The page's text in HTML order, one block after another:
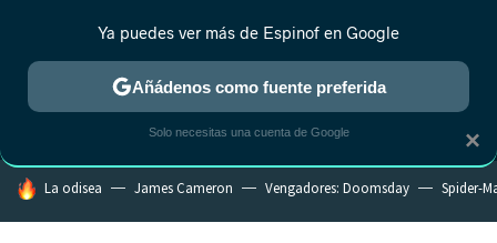
MENÚ NUEVO
ESTRENOS REALITY ANIME RANKINGS CINE
HOY SE HABLA DE
La odisea James Cameron Vengadores: Doomsday Spider-
×
Ya puedes ver más de Espinof en Google
Añádenos como fuente preferida
Solo necesitas una cuenta de Google